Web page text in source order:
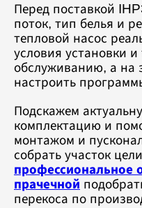
Перед поставкой
поток, тип белья и
тепловой насос
условия установки
обслуживанию, а на
настроить
Подскажем
комплектацию и
монтажом и
собрать участок
профессиональное
прачечной
перекоса по